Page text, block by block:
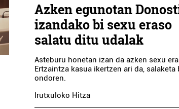
Azken egunotan
izandako bi sexu eraso
salatu ditu udalak
Asteburu honetan izan da azken sexu
Ertzaintza kasua ikertzen ari da, salaketa
ondoren.
Irutxuloko Hitza